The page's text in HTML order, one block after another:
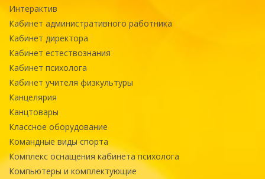
Интерактив
Кабинет административного работника
Кабинет директора
Кабинет естествознания
Кабинет психолога
Кабинет учителя физкультуры
Канцелярия
Канцтовары
Классное оборудование
Командные виды спорта
Комплекс оснащения кабинета психолога
Компьютеры и комплектующие